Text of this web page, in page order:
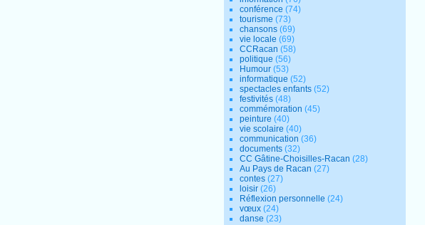
conférence (74)
tourisme (73)
chansons (69)
vie locale (69)
CCRacan (58)
politique (56)
Humour (53)
informatique (52)
spectacles enfants (52)
festivités (48)
commémoration (45)
peinture (40)
vie scolaire (40)
communication (36)
documents (32)
CC Gâtine-Choisilles-Racan (28)
Au Pays de Racan (27)
contes (27)
loisir (26)
Réflexion personnelle (24)
vœux (24)
danse (23)